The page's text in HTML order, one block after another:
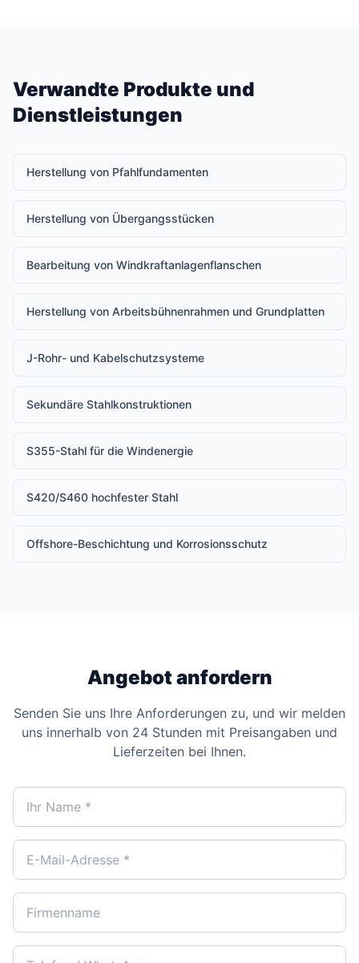
Verwandte Produkte und
Dienstleistungen
Herstellung von Pfahlfundamenten
Herstellung von Übergangsstücken
Bearbeitung von Windkraftanlagenflanschen
Herstellung von Arbeitsbühnenrahmen und Grundplatten
J-Rohr- und Kabelschutzsysteme
Sekundäre Stahlkonstruktionen
S355-Stahl für die Windenergie
S420/S460 hochfester Stahl
Offshore-Beschichtung und Korrosionsschutz
Angebot anfordern
Senden Sie uns Ihre Anforderungen zu, und wir melden
uns innerhalb von 24 Stunden mit Preisangaben und
Lieferzeiten bei Ihnen.